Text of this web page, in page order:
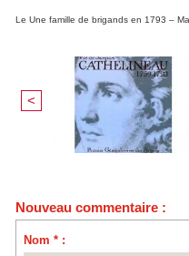
Le Une famille de brigands en 1793 –
<
Nouveau commentaire :
Nom * :